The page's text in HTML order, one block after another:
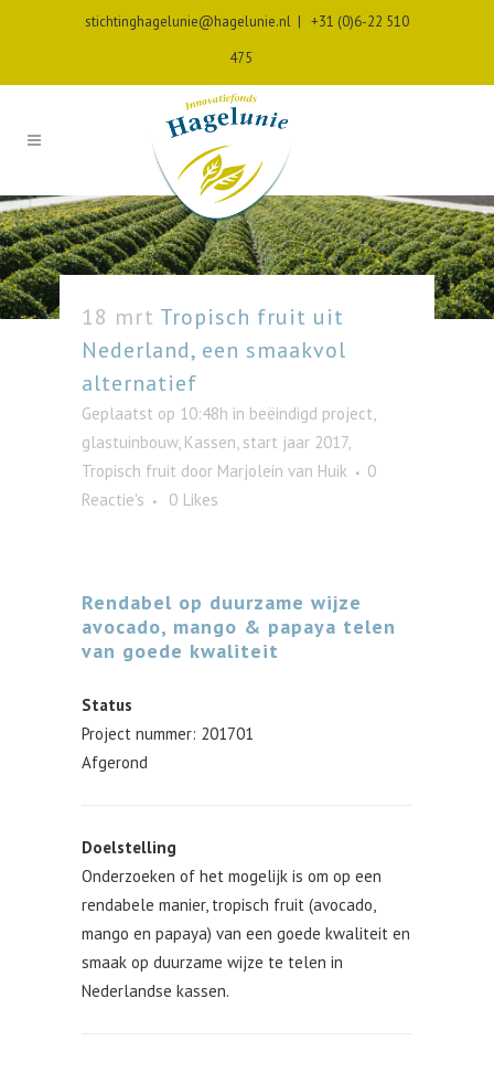
stichtinghagelunie@hagelunie.nl | +31 (0)6-22 510
475
18 mrt Tropisch fruit uit
Nederland, een smaakvol
alternatief
Geplaatst op 10:48h in beëindigd project,
glastuinbouw, Kassen, start jaar 2017,
Tropisch fruit door Marjolein van Huik
0
Reactie's
0 Likes
Rendabel op duurzame wijze
avocado, mango & papaya telen
van goede kwaliteit
Status
Project nummer: 201701
Afgerond
Doelstelling
Onderzoeken of het mogelijk is om op een
rendabele manier, tropisch fruit (avocado,
mango en papaya) van een goede kwaliteit en
smaak op duurzame wijze te telen in
Nederlandse kassen.